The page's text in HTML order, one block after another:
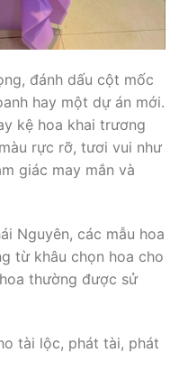
đánh dấu cột mốc
hay một dự án mới.
kệ hoa khai trương
rực rỡ, tươi vui như
giác may mắn và
Nguyên, các mẫu hoa
từ khâu chọn hoa cho
thường được sử
tài lộc, phát tài, phát